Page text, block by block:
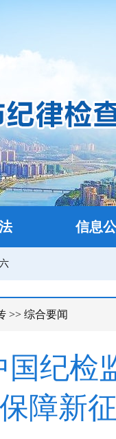
信息
>> 综合要闻
国纪检
障新